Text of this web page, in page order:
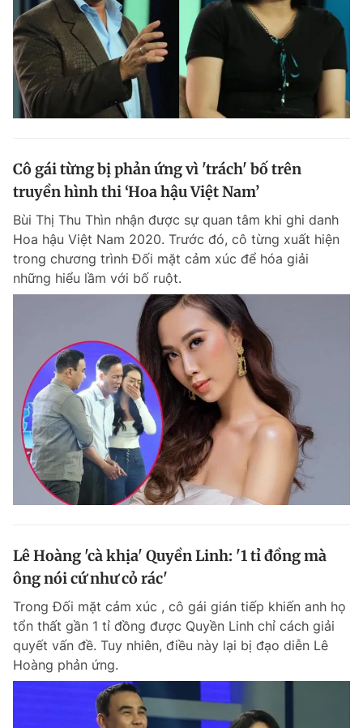
Cô gái từng bị phản ứng vì 'trách' bố trên
truyền hình thi ‘Hoa hậu Việt Nam’
Bùi Thị Thu Thìn nhận được sự quan tâm khi ghi danh
Hoa hậu Việt Nam 2020. Trước đó, cô từng xuất hiện
trong chương trình Đối mặt cảm xúc để hóa giải
những hiểu lầm với bố ruột.
Lê Hoàng 'cà khịa' Quyền Linh: '1 tỉ đồng mà
ông nói cứ như cỏ rác'
Trong Đối mặt cảm xúc , cô gái gián tiếp khiến anh họ
tổn thất gần 1 tỉ đồng được Quyền Linh chỉ cách giải
quyết vấn đề. Tuy nhiên, điều này lại bị đạo diễn Lê
Hoàng phản ứng.